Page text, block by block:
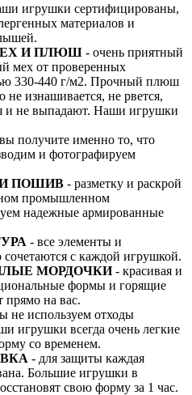
игрушки сертифицированы,
материалов и
И ПЛЮШ - очень приятный
мех от проверенных
330-440 г/м2. Прочный плюш
не изнашивается, не рвется,
и не выпадают. Наши игрушки
получите именно то, что
и фотографируем
ПОШИВ - разметку и раскрой
промышленном
надежные армированные
- все элементы и
сочетаются с каждой игрушкой.
МОРДОЧКИ- красивая и
формы и горящие
прямо на вас.
не используем отходы
игрушки всегда очень легкие
со временем.
- для защиты каждая
Большие игрушки в
свою форму за 1 час.